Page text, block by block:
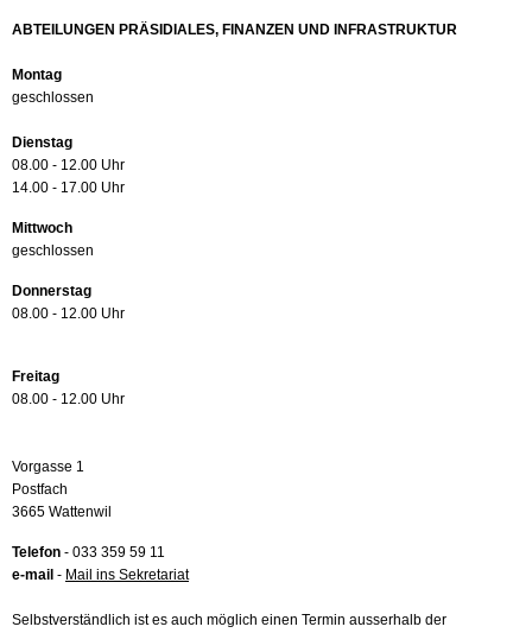
ABTEILUNGEN PRÄSIDIALES, FINANZEN UND INFRASTRUKTUR
Montag
geschlossen
Dienstag
08.00 - 12.00 Uhr
14.00 - 17.00 Uhr
Mittwoch
geschlossen
Donnerstag
08.00 - 12.00 Uhr
Freitag
08.00 - 12.00 Uhr
Vorgasse 1
Postfach
3665 Wattenwil
Telefon - 033 359 59 11
e-mail - Mail ins Sekretariat
Selbstverständlich ist es auch möglich einen Termin ausserhalb der